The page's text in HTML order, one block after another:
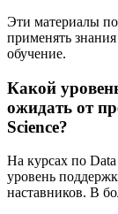
Эти материалы
применять
обучение.
Какой
ожидать от
Science?
На курсах по
уровень
наставников. В